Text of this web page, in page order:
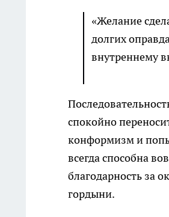
«Желание
долгих
внутреннему
спокойно
конформизм и
всегда способна
благодарность за
гордыни.